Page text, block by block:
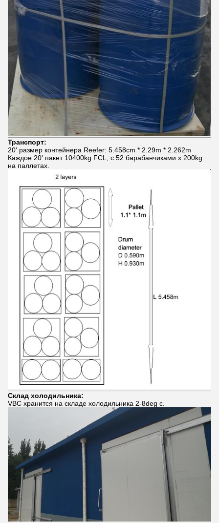
Транспорт:
20' размер контейнера Reefer: 5.458cm * 2.29m * 2.262m
Каждое 20' пакет 10400kg FCL, с 52 барабанчиками x 200kg
на паллетах.
Склад холодильника:
VBC хранится на складе холодильника 2-8deg c.